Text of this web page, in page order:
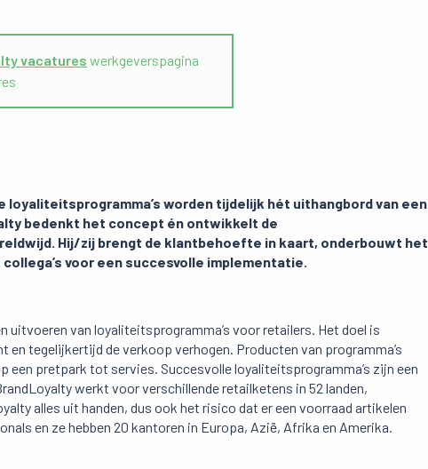
vacatures werkgeverspagina
worden tijdelijk hét uithangbord van een
bedenkt het concept én ontwikkelt de
Hij/zij brengt de klantbehoefte in kaart, onderbouwt het
voor een succesvolle implementatie.
van loyaliteitsprogramma’s voor retailers. Het doel is
tegelijkertijd de verkoop verhogen. Producten van programma’s
een pretpark tot servies. Succesvolle loyaliteitsprogramma’s zijn een
werkt voor verschillende retailketens in 52 landen,
alles uit handen, dus ook het risico dat er een voorraad artikelen
en ze hebben 20 kantoren in Europa, Azië, Afrika en Amerika.